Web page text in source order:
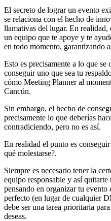
El secreto de lograr un evento
se relaciona con el hecho de
llamativas del lugar. En realidad,
un equipo que te apoye y te
en todo momento, garantizando
Esto es precisamente a lo que
conseguir uno que sea tu
cómo Meeting Planner al
Cancún.
Sin embargo, el hecho de
precisamente lo que deberías
contradiciendo, pero no es así.
En realidad el punto es
qué molestarse?.
Siempre es necesario tener la
equipo responsable y así quitarte
pensando en organizar tu
perfecto (en lugar de cualquier
debe ser una tarea prioritaria
deseas.